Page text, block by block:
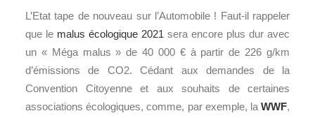
L’Etat tape de nouveau sur l’Automobile ! Faut-il rappeler
que le malus écologique 2021 sera encore plus dur avec
un « Méga malus » de 40 000 € à partir de 226 g/km
d’émissions de CO2. Cédant aux demandes de la
Convention Citoyenne et aux souhaits de certaines
associations écologiques, comme, par exemple, la WWF,